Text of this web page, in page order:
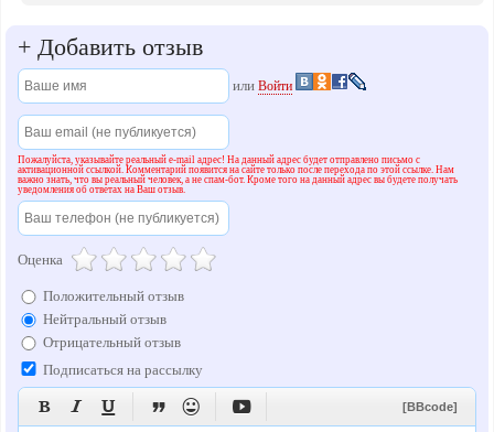
+ Добавить отзыв
илиВойти
Пожалуйста, указывайте реальный e-mail адрес! На данный адрес будет отправлено письмо с
активационной ссылкой. Комментарий появится на сайте только после перехода по этой ссылке. Нам
важно знать, что вы реальный человек, а не спам-бот. Кроме того на данный адрес вы будете получать
уведомления об ответах на Ваш отзыв.
Оценка
Положительный отзыв
Нейтральный отзыв
Отрицательный отзыв
Подписаться на рассылку
      [BBcode]